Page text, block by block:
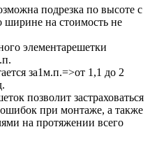
подрезка по высоте с
ширине на стоимость не
элементарешетки
за1м.п.=>от 1,1 до 2
позволит застраховаться
при монтаже, а также
на протяжении всего